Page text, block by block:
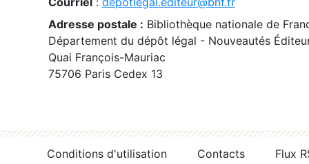
Adresse postale : Bibliothèque nationale de
Département du dépôt légal - Nouveautés
Quai François-Mauriac
75706 Paris Cedex 13
Conditions d'utilisation Contacts
Flux